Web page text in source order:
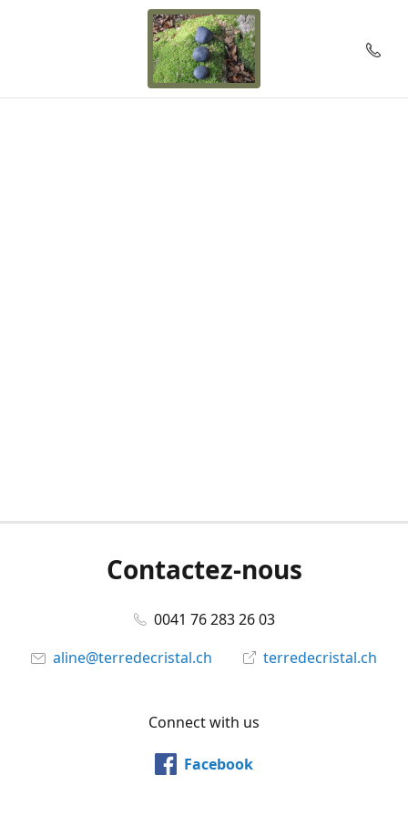
Contactez-nous
0041 76 283 26 03
aline@terredecristal.ch
terredecristal.ch
Connect with us
Facebook